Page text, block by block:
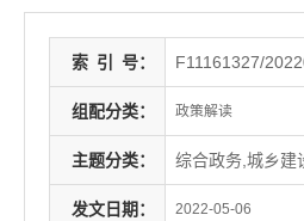
索 引 号： F11161327/
组配分类： 政策解读
主题分类： 综合政务,城乡建
发文日期： 2022-05-06